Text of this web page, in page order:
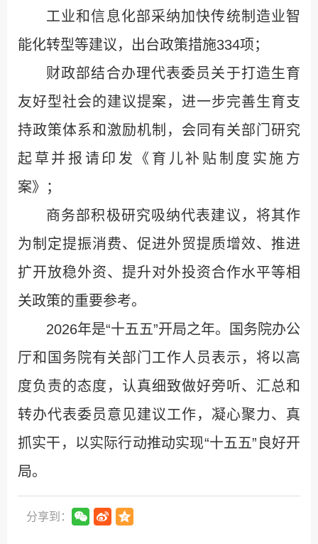
工业和信息化部采纳加快传统制造业智
能化转型等建议，出台政策措施334项；
财政部结合办理代表委员关于打造生育
友好型社会的建议提案，进一步完善生育支
持政策体系和激励机制，会同有关部门研究
起草并报请印发《育儿补贴制度实施方
案》；
商务部积极研究吸纳代表建议，将其作
为制定提振消费、促进外贸提质增效、推进
扩开放稳外资、提升对外投资合作水平等相
关政策的重要参考。
2026年是“十五五”开局之年。国务院办公
厅和国务院有关部门工作人员表示，将以高
度负责的态度，认真细致做好旁听、汇总和
转办代表委员意见建议工作，凝心聚力、真
抓实干，以实际行动推动实现“十五五”良好开
局。
分享到：